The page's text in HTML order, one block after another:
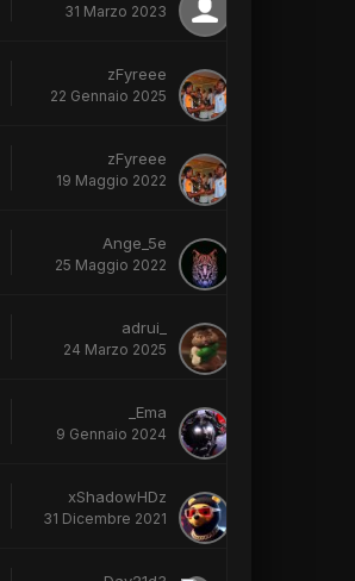
31 Marzo 2023
zFyreee
22 Gennaio 2025
zFyreee
19 Maggio 2022
Ange_5e
25 Maggio 2022
adrui_
24 Marzo 2025
_Ema
9 Gennaio 2024
xShadowHDz
31 Dicembre 2021